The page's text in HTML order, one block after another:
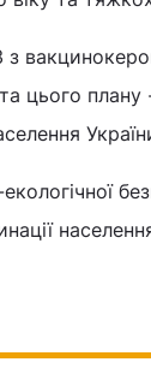
цього плану